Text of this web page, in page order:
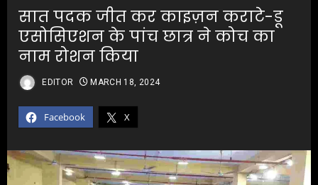
सात पदक जीत कर काइज़न कराटे-डू
एसोसिएशन के पांच छात्र ने कोच का
नाम रोशन किया
Facebook X
EDITOR MARCH 18, 2024